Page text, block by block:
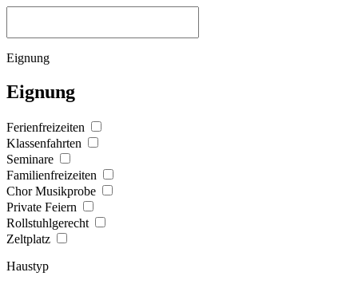
Eignung
Eignung
Ferienfreizeiten
Klassenfahrten
Seminare
Familienfreizeiten
Chor Musikprobe
Private Feiern
Rollstuhlgerecht
Zeltplatz
Haustyp